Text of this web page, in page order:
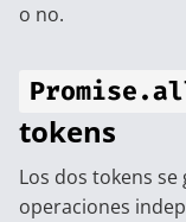
o no.
tokens
Los dos tokens
operaciones